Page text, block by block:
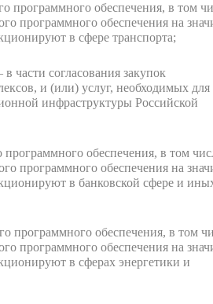
программного обеспечения, в том
программного обеспечения на
в сфере транспорта;
согласования закупок
и (или) услуг, необходимых для
инфраструктуры Российской
обеспечения, в том
программного обеспечения на
в банковской сфере и
программного обеспечения, в том
программного обеспечения на
в сферах энергетики и